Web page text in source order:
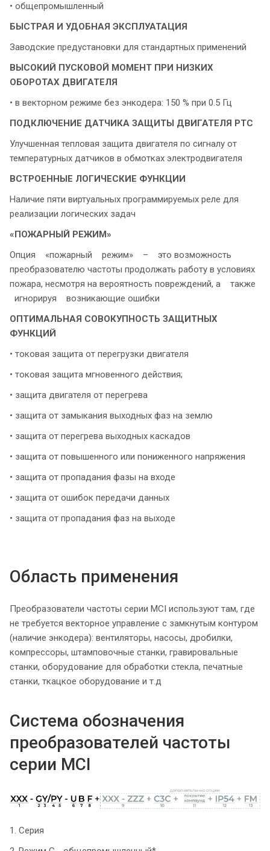
• общепромышленный
БЫСТРАЯ И УДОБНАЯ ЭКСПЛУАТАЦИЯ
Заводские предустановки для стандартных применений
ВЫСОКИЙ ПУСКОВОЙ МОМЕНТ ПРИ НИЗКИХ
ОБОРОТАХ ДВИГАТЕЛЯ
• в векторном режиме без энкодера: 150 % при 0.5 Гц
ПОДКЛЮЧЕНИЕ ДАТЧИКА ЗАЩИТЫ ДВИГАТЕЛЯ PTC
Улучшенная тепловая защита двигателя по сигналу от
температурных датчиков в обмотках электродвигателя
ВСТРОЕННЫЕ ЛОГИЧЕСКИЕ ФУНКЦИИ
Наличие пяти виртуальных программируемых реле для
реализации логических задач
«ПОЖАРНЫЙ РЕЖИМ»
Опция «пожарный режим» – это возможность
преобразователю частоты продолжать работу в условиях
пожара, несмотря на вероятность повреждений, а также
игнорируя возникающие ошибки
ОПТИМАЛЬНАЯ СОВОКУПНОСТЬ ЗАЩИТНЫХ
ФУНКЦИЙ
• токовая защита от перегрузки двигателя
• токовая защита мгновенного действия;
• защита двигателя от перегрева
• защита от замыкания выходных фаз на землю
• защита от перегрева выходных каскадов
• защита от повышенного или пониженного напряжения
• защита от пропадания фазы на входе
• защита от ошибок передачи данных
• защита от пропадания фаз на выходе
Область применения
Преобразователи частоты серии MCI используют там, где
не требуется векторное управление с замкнутым контуром
(наличие энкодера): вентиляторы, насосы, дробилки,
компрессоры, штамповочные станки, гравировальные
станки, оборудование для обработки стекла, печатные
станки, ткацкое оборудование и т.д
Система обозначения
преобразователей частоты
серии MCI
1. Серия